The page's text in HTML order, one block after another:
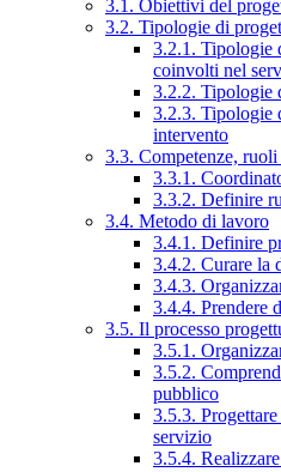
3.1. Obiettivi del
3.2. Tipologie di
3.2.1. Tipologie
coinvolti nel
3.2.2. Tipologie
3.2.3. Tipologie
intervento
3.3. Competenze,
3.3.1.
3.3.2. Definire
3.4. Metodo di lavoro
3.4.1. Definire
3.4.2. Curare la
3.4.3.
3.4.4. Prendere
3.5. Il processo
3.5.1.
3.5.2.
pubblico
3.5.3.
servizio
3.5.4.